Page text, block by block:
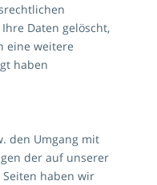
Daten gelöscht,
eine weitere
haben
den Umgang mit
der auf unserer
haben wir